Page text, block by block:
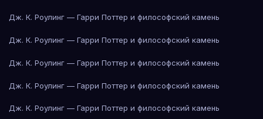
Дж. К. Роулинг — Гарри Поттер и философский камень
Дж. К. Роулинг — Гарри Поттер и философский камень
Дж. К. Роулинг — Гарри Поттер и философский камень
Дж. К. Роулинг — Гарри Поттер и философский камень
Дж. К. Роулинг — Гарри Поттер и философский камень